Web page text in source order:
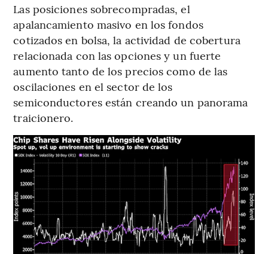
Las posiciones sobrecompradas, el
apalancamiento masivo en los fondos
cotizados en bolsa, la actividad de cobertura
relacionada con las opciones y un fuerte
aumento tanto de los precios como de las
oscilaciones en el sector de los
semiconductores están creando un panorama
traicionero.